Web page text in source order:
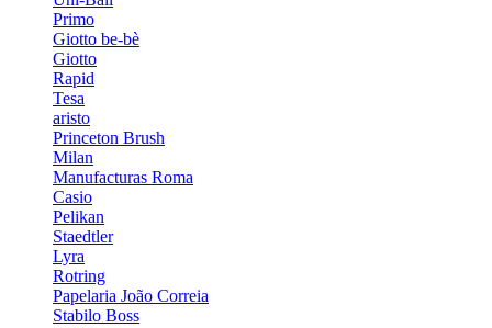
Primo
Giotto be-bè
Giotto
Rapid
Tesa
aristo
Princeton Brush
Milan
Manufacturas Roma
Casio
Pelikan
Staedtler
Lyra
Rotring
Papelaria João Correia
Stabilo Boss